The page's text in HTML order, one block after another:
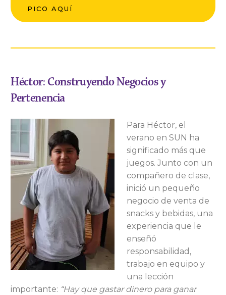
PICO AQUÍ
Héctor: Construyendo Negocios y
Pertenencia
Para Héctor, el
verano en SUN ha
significado más que
juegos. Junto con un
compañero de clase,
inició un pequeño
negocio de venta de
snacks y bebidas, una
experiencia que le
enseñó
responsabilidad,
trabajo en equipo y
una lección
importante: “Hay que gastar dinero para ganar